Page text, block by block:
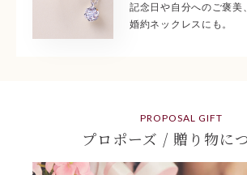
記念日や自分へのご褒美
婚約ネックレスにも。
PROPOSAL GIFT
プロポーズ / 贈り物に